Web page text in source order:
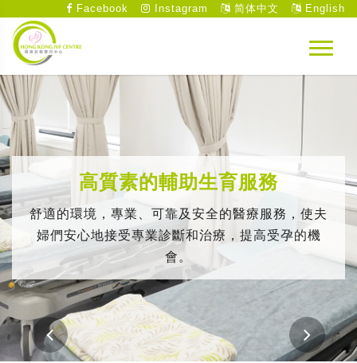
Facebook Instagram 简体中文 English
高質素的輔助生育服務
舒適的環境，專業、可靠及安全的醫療服務，使夫
婦們安心地接受專業診斷和治療，提高受孕的機
會。